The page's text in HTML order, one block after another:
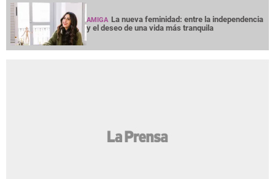
AMIGA La nueva feminidad: entre la independencia
y el deseo de una vida más tranquila